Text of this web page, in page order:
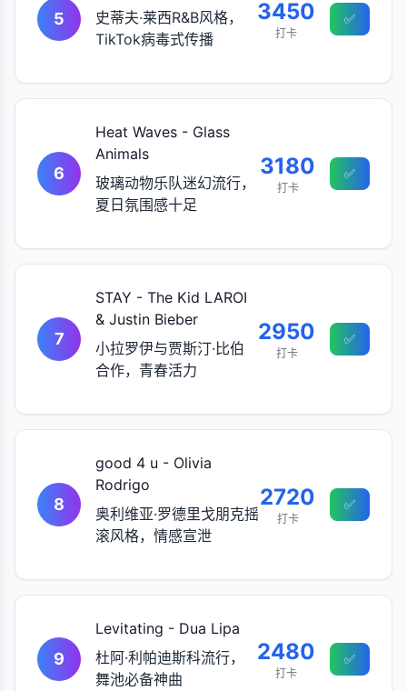
5
史蒂夫·莱西R&B风格，
TikTok病毒式传播
3450
打卡
✅
6
Heat Waves - Glass
Animals
玻璃动物乐队迷幻流行，
夏日氛围感十足
3180
打卡
✅
7
STAY - The Kid LAROI
& Justin Bieber
小拉罗伊与贾斯汀·比伯
合作，青春活力
2950
打卡
✅
8
good 4 u - Olivia
Rodrigo
奥利维亚·罗德里戈朋克摇
滚风格，情感宣泄
2720
打卡
✅
9
Levitating - Dua Lipa
杜阿·利帕迪斯科流行，
舞池必备神曲
2480
打卡
✅